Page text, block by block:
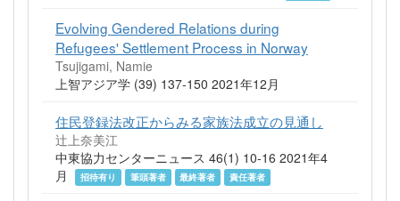
Evolving Gendered Relations during
Refugees' Settlement Process in Norway
Tsujigami, Namie
上智アジア学 (39) 137-150 2021年12月
住民登録法改正からみる家族法成立の見通し
辻上奈美江
中東協力センターニュース 46(1) 10-16 2021年4
月
招待有り 筆頭著者 最終著者 責任著者